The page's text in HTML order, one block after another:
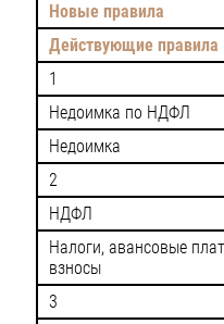
Новые правила
Действующие правила
1
Недоимка по НДФЛ
Недоимка
2
НДФЛ
Налоги, авансовые
взносы
3